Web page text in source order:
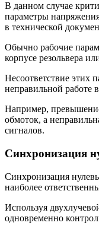
В данном случае
параметры
в технической
Обычно рабочие
корпусе резольвера
Несоответствие этих
неправильной работе
Например,
обмоток, а
сигналов.
Синхронизация
Синхронизация
наиболее
Используя
одновременно